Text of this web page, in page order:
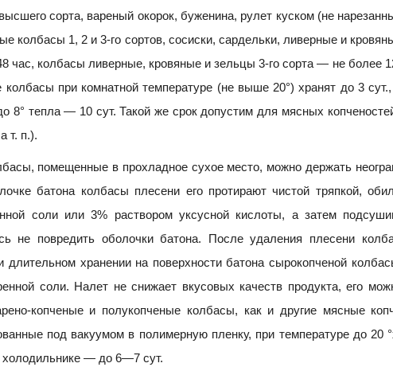
сорта, вареный окорок, буженина, рулет куском (не
колбасы 1, 2 и 3-го сортов, сосиски, сардельки, ливерные и
час, колбасы ливерные, кровяные и зельцы 3-го сорта — не более
колбасы при комнатной температуре (не выше 20°) хранят до 3
8° тепла — 10 сут. Такой же срок допустим для мясных
т. п.).
помещенные в прохладное сухое место, можно держать
батона колбасы плесени его протирают чистой тряпкой,
соли или 3% раствором уксусной кислоты, а затем
не повредить оболочки батона. После удаления плесени
длительном хранении на поверхности батона сырокопченой
соли. Налет не снижает вкусовых качеств продукта, его
копченые и полукопченые колбасы, как и другие мясные
под вакуумом в полимерную пленку, при температуре до 20
холодильнике — до 6—7 сут.